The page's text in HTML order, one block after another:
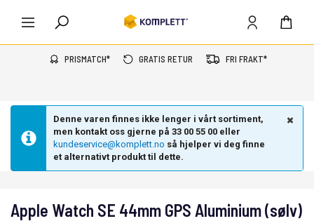
PRISMATCH* GRATIS RETUR FRI FRAKT*
Denne varen finnes ikke lenger i vårt sortiment,
men kontakt oss gjerne på 33 00 55 00 eller
kundeservice@komplett.no så hjelper vi deg finne
et alternativt produkt til dette.
Apple Watch SE 44mm GPS Aluminium (sølv)